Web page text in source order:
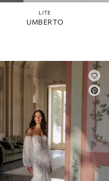
LITE
UMBERTO